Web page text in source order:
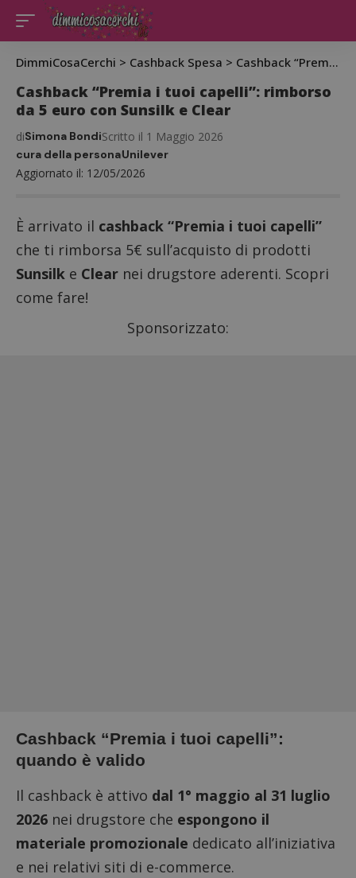
DimmiCosaCerchi > Cashback Spesa > Cashback “Premia i tuoi capelli”: rimborso da 5 euro con Sunsilk e Clear
Cashback “Premia i tuoi capelli”: rimborso
da 5 euro con Sunsilk e Clear
Aggiornato il: 12/05/2026
diSimona BondiScritto il 1 Maggio 2026
cura della personaUnilever
È arrivato il cashback “Premia i tuoi capelli”
che ti rimborsa 5€ sull’acquisto di prodotti
Sunsilk e Clear nei drugstore aderenti. Scopri
come fare!
Sponsorizzato:
Cashback “Premia i tuoi capelli”:
quando è valido
Il cashback è attivo dal 1° maggio al 31 luglio
2026 nei drugstore che espongono il
materiale promozionale dedicato all’iniziativa
e nei relativi siti di e-commerce.